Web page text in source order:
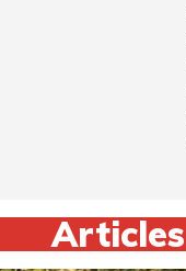
Articles